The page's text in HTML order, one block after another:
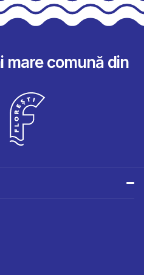
mare comună din